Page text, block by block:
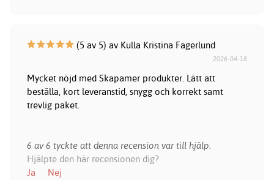
(5 av 5) av Kulla Kristina Fagerlund
2026-04-18
Mycket nöjd med Skapamer produkter. Lätt att
beställa, kort leveranstid, snygg och korrekt samt
trevlig paket.
6 av 6 tyckte att denna recension var till hjälp.
Hjälpte den här recensionen dig?
Ja
Nej